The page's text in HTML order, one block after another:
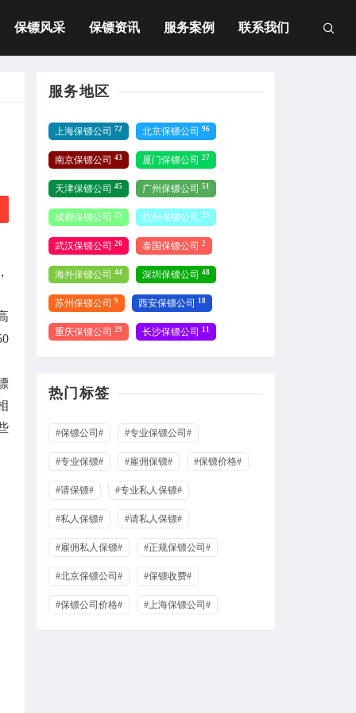
保镖风采 保镖资讯 服务案例 联系我们
服务地区
上海保镖公司 72 北京保镖公司 96
南京保镖公司 43 厦门保镖公司 27
天津保镖公司 45 广州保镖公司 51
成都保镖公司 25 杭州保镖公司 25
武汉保镖公司 20 泰国保镖公司 2
海外保镖公司 44 深圳保镖公司 48
苏州保镖公司 9 西安保镖公司 18
重庆保镖公司 29 长沙保镖公司 11
热门标签
#保镖公司# #专业保镖公司#
#专业保镖# #雇佣保镖# #保镖价格#
#请保镖# #专业私人保镖#
#私人保镖# #请私人保镖#
#雇佣私人保镖# #正规保镖公司#
#北京保镖公司# #保镖收费#
#保镖公司价格# #上海保镖公司#